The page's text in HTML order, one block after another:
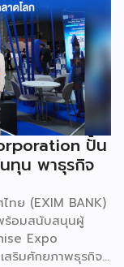
คโนโลยี
งยืน ศ.ดร.ยศชนัน
านในพิธีเปิดเปิดเผย
นการหลอมรวมความ
ากงานวิจัยพื้นฐาน
างเครือข่ายวิศวกร
คโนโลยีเชิง
งรับอุตสาหกรรม
กได้อย่างภาคภูมิ”ปั้น
นทุน พาธุรกิจ
ไทย (EXIM BANK)
ร้อมสนับสนุนผู้
Expo
สริมศักยภาพธุรกิจ